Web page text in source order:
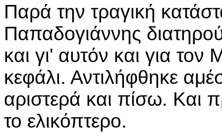
Παρά την τραγική
Παπαδογιάννης
και γι' αυτόν και για τον
κεφάλι. Αντιλήφθηκε
αριστερά και πίσω. Και
το ελικόπτερο.